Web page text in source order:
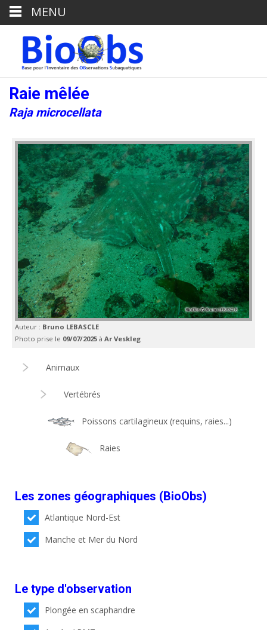
Raie mêlée
Raja microcellata
Auteur : Bruno LEBASCLE
Photo prise le 09/07/2025 à Ar Veskleg
Animaux
Vertébrés
Poissons cartilagineux (requins, raies...)
Raies
Les zones géographiques (BioObs)
Atlantique Nord-Est
Manche et Mer du Nord
Le type d'observation
Plongée en scaphandre
MENU